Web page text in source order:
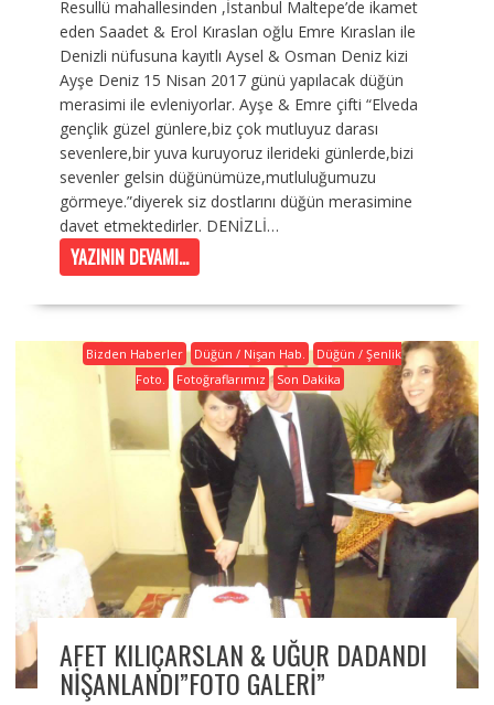
Resullü mahallesinden ,İstanbul Maltepe’de ikamet
eden Saadet & Erol Kıraslan oğlu Emre Kıraslan ile
Denizli nüfusuna kayıtlı Aysel & Osman Deniz kizi
Ayşe Deniz 15 Nisan 2017 günü yapılacak düğün
merasimi ile evleniyorlar. Ayşe & Emre çifti “Elveda
gençlik güzel günlere,biz çok mutluyuz darası
sevenlere,bir yuva kuruyoruz ilerideki günlerde,bizi
sevenler gelsin düğünümüze,mutluluğumuzu
görmeye.”diyerek siz dostlarını düğün merasimine
davet etmektedirler. DENİZLİ…
YAZININ DEVAMI...
Bizden Haberler Düğün / Nişan Hab.
Düğün / Şenlik
Foto.
Fotoğraflarımız Son Dakika
AFET KILIÇARSLAN & UĞUR DADANDI
NIŞANLANDI”FOTO GALERI”